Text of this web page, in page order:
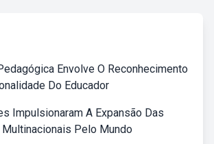
Envolve O Reconhecimento
Do Educador
Impulsionaram A Expansão Das
Pelo Mundo